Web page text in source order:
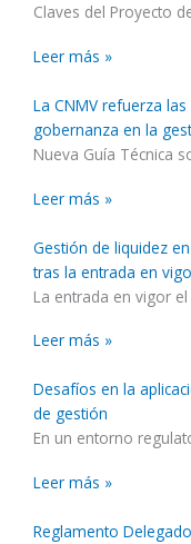
Claves del Proyecto
Leer más »
La CNMV refuerza
gobernanza en la
Nueva Guía Técnica
Leer más »
Gestión de liquidez
tras la entrada en
La entrada en vigor
Leer más »
Desafíos en la
de gestión
En un entorno
Leer más »
Reglamento